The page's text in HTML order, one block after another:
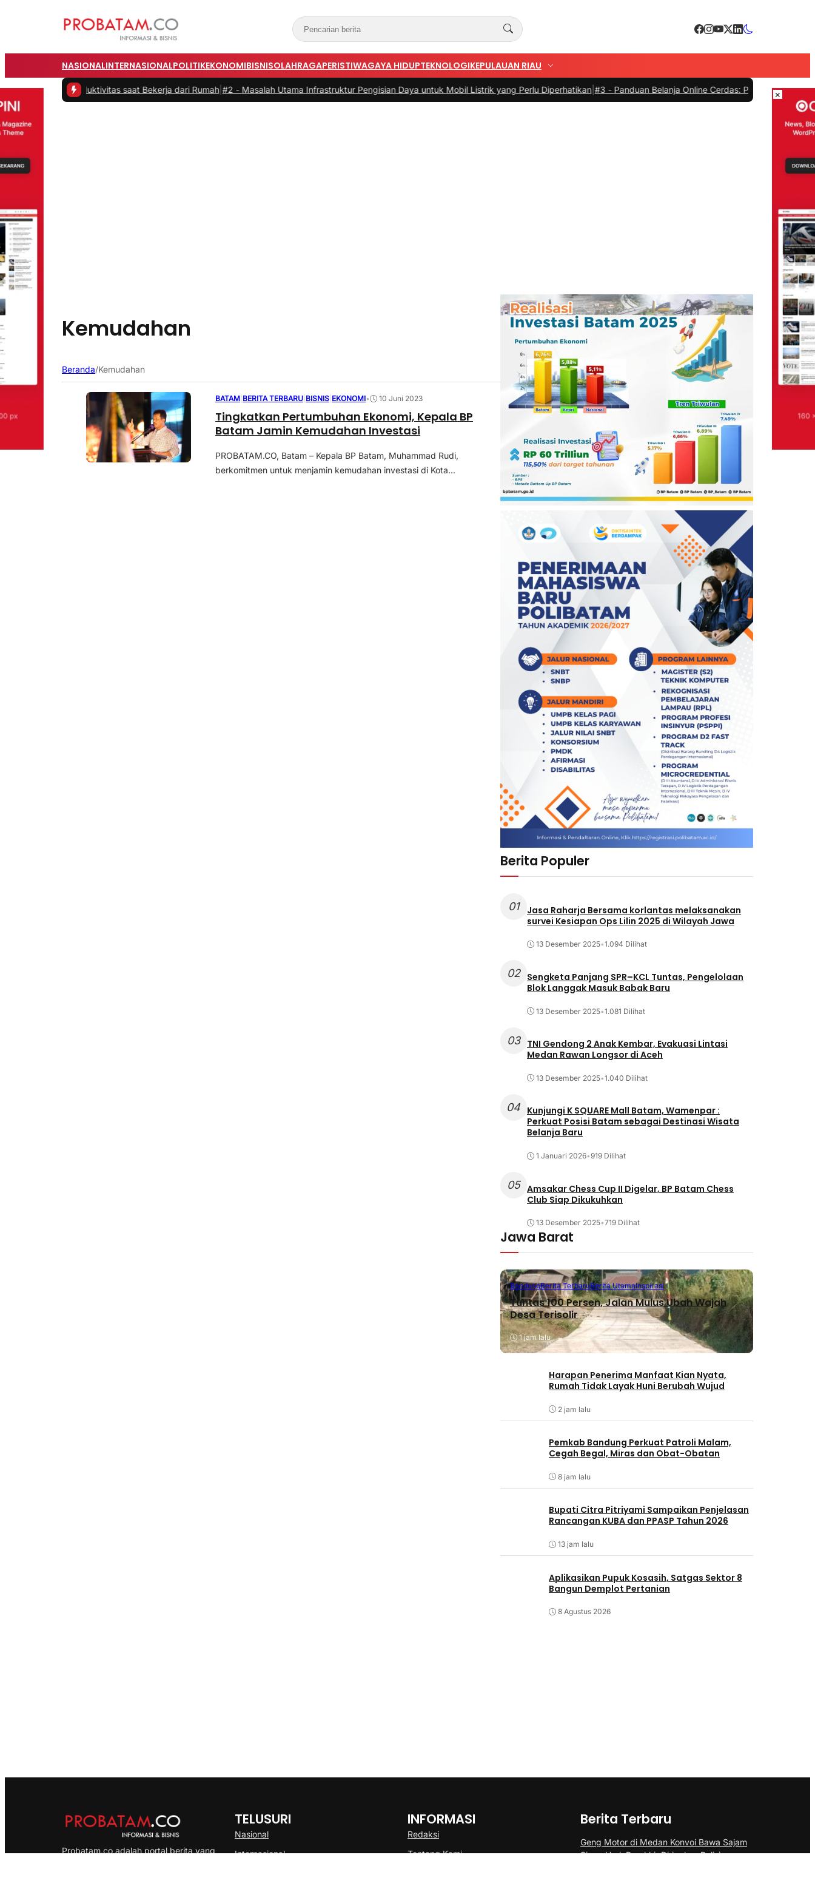
NASIONALINTERNASIONALPOLITIKEKONOMIBISNISOLAHRAGAPERISTIWAGAYA HIDUPTEKNOLOGIKEPULAUAN RIAU
Produktivitas saat Bekerja dari Rumah|#2 -Masalah Utama Infrastruktur Pengisian Daya untuk Mobil Listrik yang Perlu Diperhatikan|#3 -Panduan Belanja Online Cerdas: Pilih Produk dengan Bijak
Kemudahan
Beranda/Kemudahan
BATAM BERITA TERBARU BISNIS EKONOMI• 10 Juni 2023
Tingkatkan Pertumbuhan Ekonomi, Kepala BP
Batam Jamin Kemudahan Investasi
PROBATAM.CO, Batam – Kepala BP Batam, Muhammad Rudi,
berkomitmen untuk menjamin kemudahan investasi di Kota...
Berita Populer
01
Jasa Raharja Bersama korlantas melaksanakan
survei Kesiapan Ops Lilin 2025 di Wilayah Jawa
13 Desember 2025•1.094 Dilihat
02
Sengketa Panjang SPR–KCL Tuntas, Pengelolaan
Blok Langgak Masuk Babak Baru
13 Desember 2025•1.081 Dilihat
03
TNI Gendong 2 Anak Kembar, Evakuasi Lintasi
Medan Rawan Longsor di Aceh
13 Desember 2025•1.040 Dilihat
04 Kunjungi K SQUARE Mall Batam, Wamenpar :
Perkuat Posisi Batam sebagai Destinasi Wisata
Belanja Baru
1 Januari 2026•919 Dilihat
05 Amsakar Chess Cup II Digelar, BP Batam Chess
Club Siap Dikukuhkan
13 Desember 2025•719 Dilihat
Jawa Barat
BandungBerita TerbaruBerita UtamaInspirasi
Tuntas 100 Persen, Jalan Mulus Ubah Wajah
Desa Terisolir
1 jam lalu
Harapan Penerima Manfaat Kian Nyata,
Rumah Tidak Layak Huni Berubah Wujud
2 jam lalu
Pemkab Bandung Perkuat Patroli Malam,
Cegah Begal, Miras dan Obat-Obatan
8 jam lalu
Bupati Citra Pitriyami Sampaikan Penjelasan
Rancangan KUBA dan PPASP Tahun 2026
13 jam lalu
Aplikasikan Pupuk Kosasih, Satgas Sektor 8
Bangun Demplot Pertanian
8 Agustus 2026
Probatam.co adalah portal berita yang
TELUSURI
Nasional
Internasional
INFORMASI
Redaksi
Tentang Kami
Berita Terbaru
Geng Motor di Medan Konvoi Bawa Sajam
Siang Hari, Berakhir Diringkus Polisi
×